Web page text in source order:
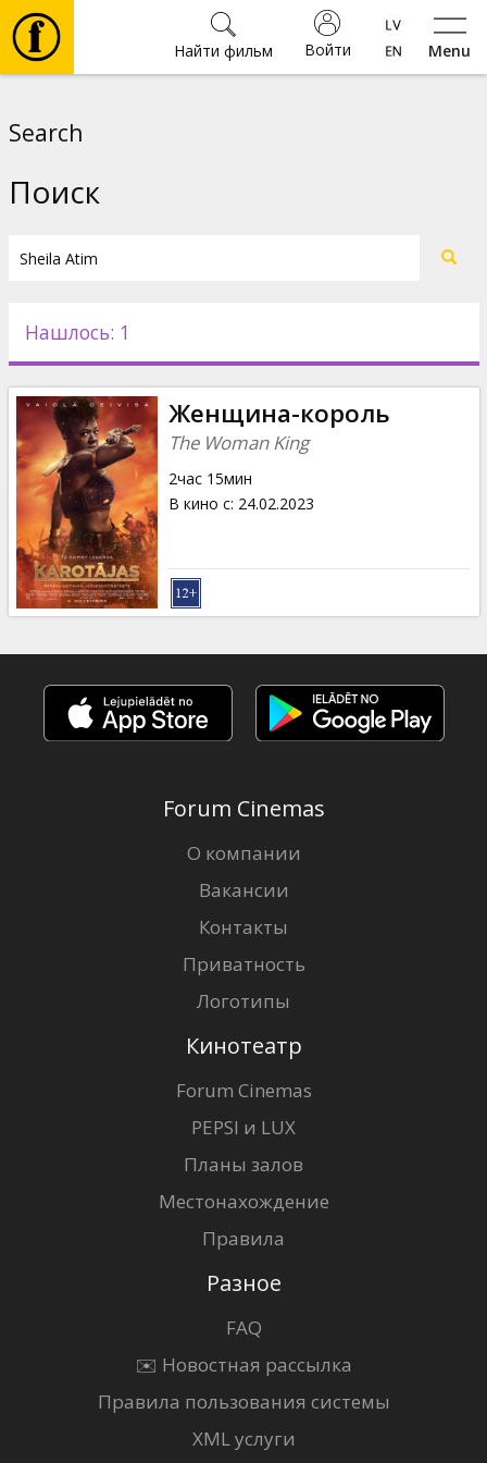
Menu
Войти
Найти фильм
Новости
Подарки
Кинозакуски
B2B
Клуб
Search
Поиск
Нашлось: 1
Женщина-король
The Woman King
2час 15мин
В кино с: 24.02.2023
Forum Cinemas
О компании
Вакансии
Контакты
Приватность
Логотипы
Кинотеатр
Forum Cinemas
PEPSI и LUX
Планы залов
Местонахождение
Правила
Разное
FAQ
✉️ Новостная рассылка
Правила пользования системы
XML услуги